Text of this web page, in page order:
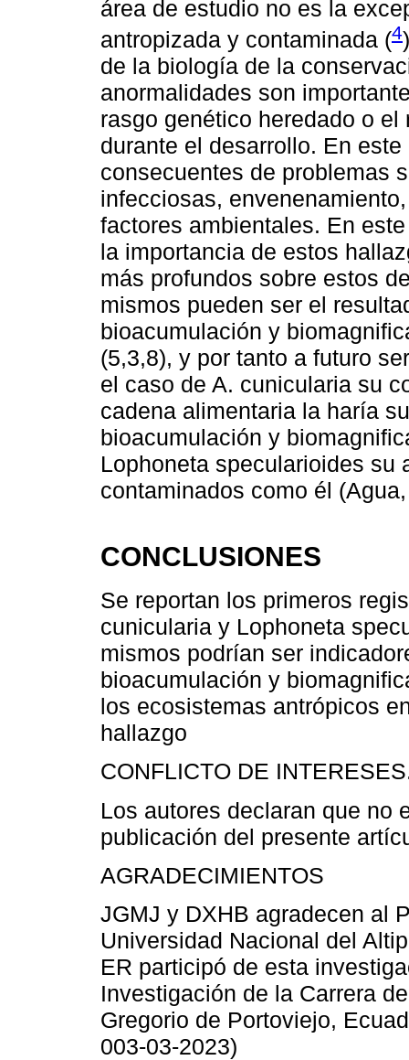
área de estudio no es la
antropizada y contaminada (4
de la biología de la
anormalidades son
rasgo genético heredado o
durante el desarrollo. En
consecuentes de problemas
infecciosas,
factores ambientales. En
la importancia de estos
más profundos sobre estos
mismos pueden ser el
bioacumulación y
(5,3,8), y por tanto a futuro
el caso de A. cunicularia su
cadena alimentaria la haría
bioacumulación y
Lophoneta specularioides su
contaminados como él
CONCLUSIONES
Se reportan los primeros
cunicularia y Lophoneta
mismos podrían ser
bioacumulación y
los ecosistemas antrópicos
hallazgo
CONFLICTO DE
Los autores declaran que no
publicación del presente
AGRADECIMIENTOS
JGMJ y DXHB agradecen al
Universidad Nacional del
ER participó de esta
Investigación de la Carrera
Gregorio de Portoviejo,
003-03-2023)